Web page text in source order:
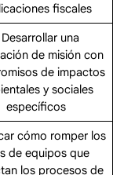
fiscales
una
de misión con
de impactos
y sociales
específicos
cómo romper los
de equipos que
los procesos de